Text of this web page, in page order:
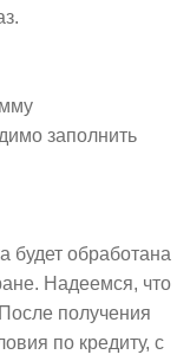
заполнить
будет обработана
Надеемся, что
получения
по кредиту, с